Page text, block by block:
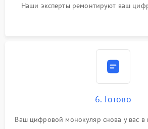
Наши эксперты ремонтируют ваш
6. Готово
Ваш цифровой монокуляр снова у вас в